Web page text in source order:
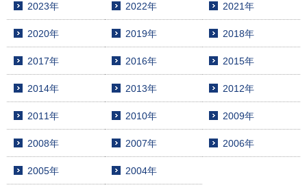
2023年 2022年 2021年
2020年 2019年 2018年
2017年 2016年 2015年
2014年 2013年 2012年
2011年 2010年 2009年
2008年 2007年 2006年
2005年 2004年